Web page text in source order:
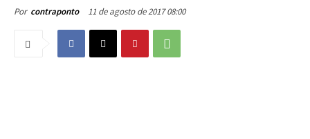
Por contraponto 11 de agosto de 2017 08:00